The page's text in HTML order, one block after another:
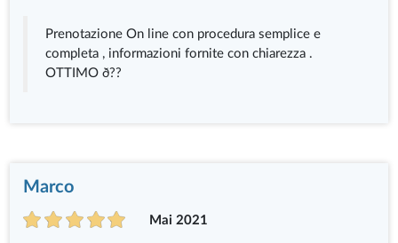
Prenotazione On line con procedura semplice e
completa , informazioni fornite con chiarezza .
OTTIMO ð??
Marco
Mai 2021